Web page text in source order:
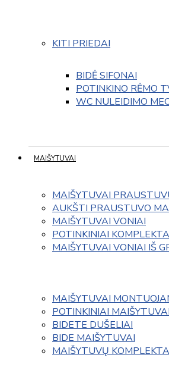
KITI PRIEDAI
BIDĖ SIFONAI
POTINKINO RĖMO
WC NULEIDIMO
MAIŠYTUVAI
MAIŠYTUVAI
AUKŠTI PRAUSTUVO
MAIŠYTUVAI VONIAI
POTINKINIAI
MAIŠYTUVAI VONIAI IŠ
MAIŠYTUVAI
POTINKINIAI
BIDETE DUŠELIAI
BIDE MAIŠYTUVAI
MAIŠYTUVŲ